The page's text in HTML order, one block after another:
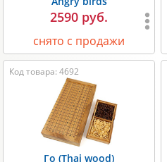
2590 руб.
снято с продажи
Код товара: 4692
Го (Thai wood)